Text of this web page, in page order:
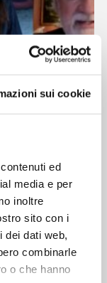
sui cookie
ed
media e per
inoltre
sito con i
dati web,
combinarle
o che hanno